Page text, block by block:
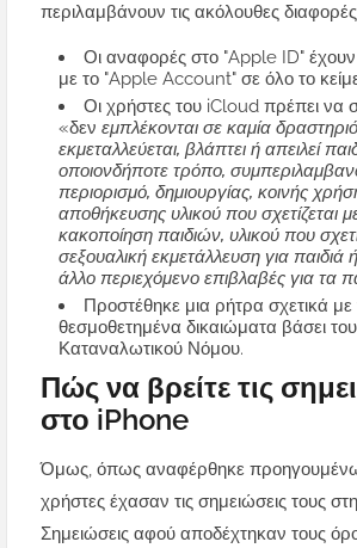
περιλαμβάνουν τις ακόλουθες
Οι αναφορές στο "Apple ID" έχουν
με το "Apple Account" σε όλο το
Οι χρήστες του iCloud πρέπει να
«δεν εμπλέκονται σε καμία
εκμεταλλεύεται, βλάπτει ή απειλεί
οποιονδήποτε τρόπο,
περιορισμό, δημιουργίας, κοινής
αποθήκευσης υλικού που σχετίζεται
κακοποίηση παιδιών, υλικού που
σεξουαλική εκμετάλλευση για παιδιά
άλλο περιεχόμενο επιβλαβές για τα
Προστέθηκε μια ρήτρα σχετικά με
θεσμοθετημένα δικαιώματα βάσει
Καταναλωτικού Νόμου.
Πώς να βρείτε τις
στο iPhone
Όμως, όπως αναφέρθηκε
χρήστες έχασαν τις σημειώσεις τους
Σημειώσεις αφού αποδέχτηκαν τους